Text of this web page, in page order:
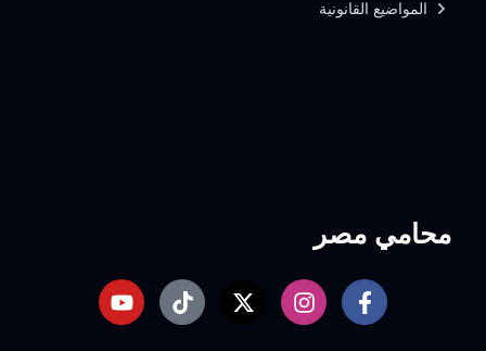
محامي مصر
المواضيع القانونية